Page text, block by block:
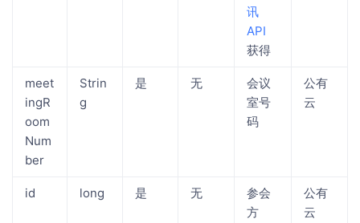
讯
API
获得
meet
ingR
oom
Num
ber
Strin
g
是 无
会议
室号
码
公有
云
id long 是 无
参会
方
公有
云